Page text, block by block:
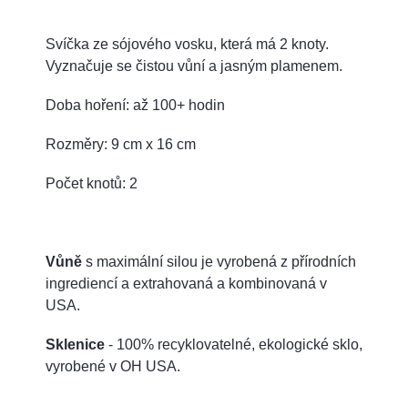
Svíčka ze sójového vosku, která má 2 knoty.
Vyznačuje se čistou vůní a jasným plamenem.
Doba hoření: až 100+ hodin
Rozměry: 9 cm x 16 cm
Počet knotů: 2
Vůně s maximální silou je vyrobená z přírodních
ingrediencí a extrahovaná a kombinovaná v
USA.
Sklenice - 100% recyklovatelné, ekologické sklo,
vyrobené v OH USA.